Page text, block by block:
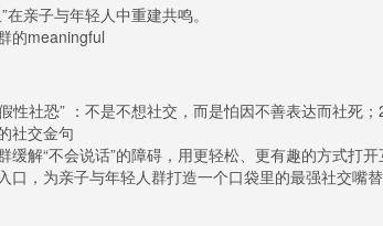
亲子与年轻人中重建共鸣。
的meaningful
性社恐” ：不是不想社交，而是怕因不善表达而社死
社交金句
缓解“不会说话”的障碍，用更轻松、更有趣的方式打
口，为亲子与年轻人群打造一个口袋里的最强社交嘴